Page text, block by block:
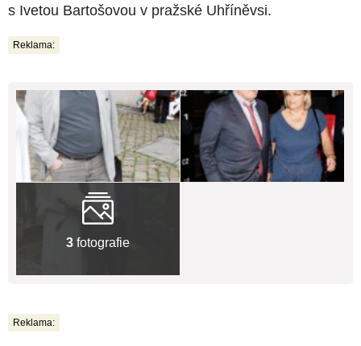
s Ivetou Bartošovou v pražské Uhříněvsi.
Reklama:
3 fotografie
Reklama: